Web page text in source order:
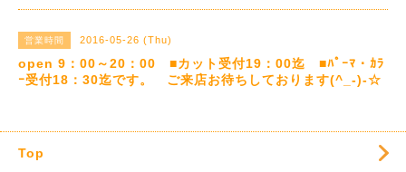
営業時間 2016-05-26 (Thu)
open 9：00～20：00 ■カット受付19：00迄 ■ﾊﾟｰﾏ・ｶﾗ
ｰ受付18：30迄です。 ご来店お待ちしております(^_-)-☆
Top